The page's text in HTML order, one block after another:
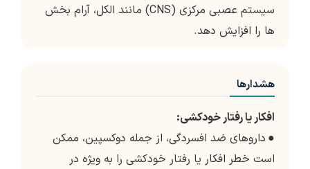
سیستم عصبی مرکزی (CNS) مانند الکل، آرام بخش
ها را افزایش دهد.
هشدارها
افکار یا رفتار خودکشی:
● داروهای ضد افسردگی، از جمله دوکسپین، ممکن
است خطر افکار یا رفتار خودکشی را به ویژه در